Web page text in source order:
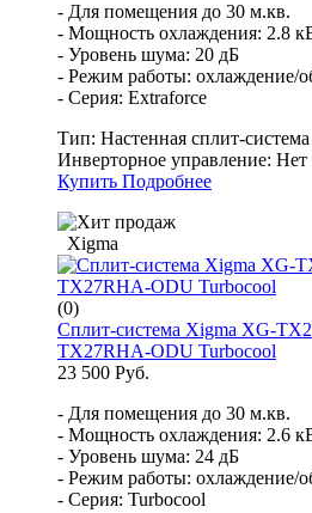
- Для помещения до 30 м.кв.
- Мощность охлаждения: 2.8
- Уровень шума: 20 дБ
- Режим работы: охлаждение/
- Серия: Extraforce
Тип: Настенная сплит-система
Инверторное управление: Нет
Купить Подробнее
Xigma
(0)
Сплит-система Xigma XG-
TX27RHA-ODU Turbocool
23 500 Руб.
- Для помещения до 30 м.кв.
- Мощность охлаждения: 2.6
- Уровень шума: 24 дБ
- Режим работы: охлаждение/
- Серия: Turbocool